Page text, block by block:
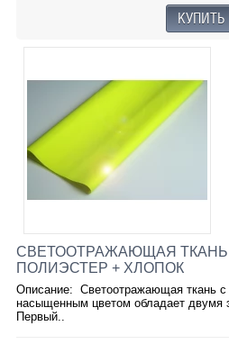
СВЕТООТРАЖАЮЩАЯ ТКАНЬ
ПОЛИЭСТЕР + ХЛОПОК
Описание: Светоотражающая ткань
насыщенным цветом обладает двумя
Первый..